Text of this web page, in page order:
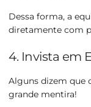
Dessa forma, a
diretamente com
4. Invista em
Alguns dizem que
grande mentira!